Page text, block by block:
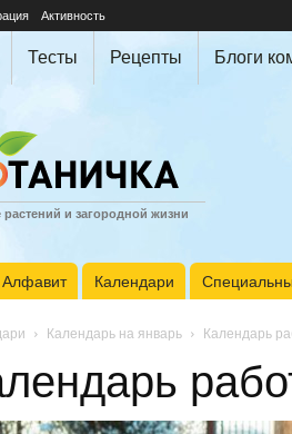
Активность
Тесты Рецепты Блоги
и загородной жизни
Алфавит Календари
Календарь на январь Календарь